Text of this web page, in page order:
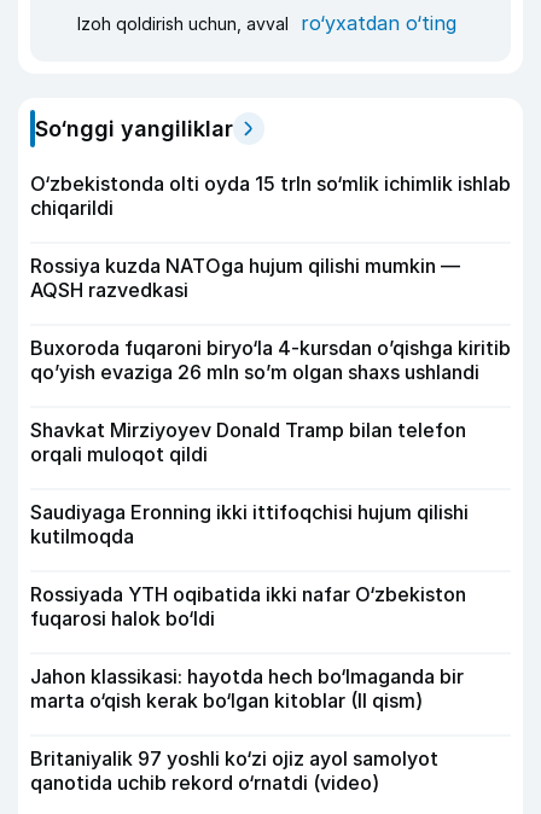
Izoh qoldirish uchun, avval ro‘yxatdan o‘ting
So‘nggi yangiliklar
O‘zbekistonda olti oyda 15 trln so‘mlik ichimlik ishlab
chiqarildi
Rossiya kuzda NATOga hujum qilishi mumkin —
AQSH razvedkasi
Buxoroda fuqaroni biryo‘la 4-kursdan o’qishga kiritib
qo’yish evaziga 26 mln so’m olgan shaxs ushlandi
Shavkat Mirziyoyev Donald Tramp bilan telefon
orqali muloqot qildi
Saudiyaga Eronning ikki ittifoqchisi hujum qilishi
kutilmoqda
Rossiyada YTH oqibatida ikki nafar O‘zbekiston
fuqarosi halok bo‘ldi
Jahon klassikasi: hayotda hech bo‘lmaganda bir
marta o‘qish kerak bo‘lgan kitoblar (II qism)
Britaniyalik 97 yoshli ko‘zi ojiz ayol samolyot
qanotida uchib rekord o‘rnatdi (video)